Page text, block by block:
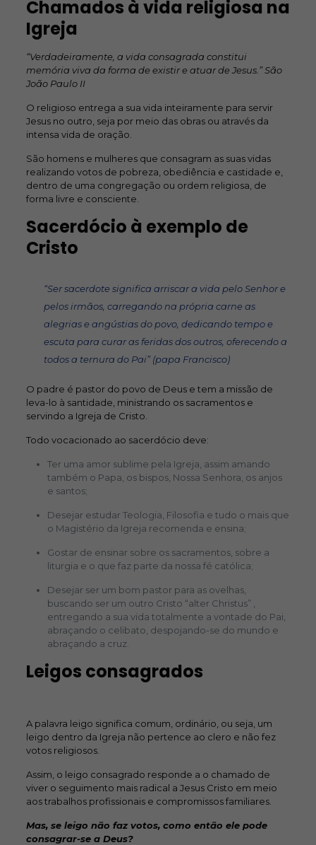
Chamados à vida religiosa na
Igreja
“Verdadeiramente, a vida consagrada constitui
memória viva da forma de existir e atuar de Jesus.” São
João Paulo II
O religioso entrega a sua vida inteiramente para servir
Jesus no outro, seja por meio das obras ou através da
intensa vida de oração.
São homens e mulheres que consagram as suas vidas
realizando votos de pobreza, obediência e castidade e,
dentro de uma congregação ou ordem religiosa, de
forma livre e consciente.
Sacerdócio à exemplo de
Cristo
“Ser sacerdote significa arriscar a vida pelo Senhor e
pelos irmãos, carregando na própria carne as
alegrias e angústias do povo, dedicando tempo e
escuta para curar as feridas dos outros, oferecendo a
todos a ternura do Pai” (papa Francisco)
O padre é pastor do povo de Deus e tem a missão de
leva-lo à santidade, ministrando os sacramentos e
servindo a Igreja de Cristo.
Todo vocacionado ao sacerdócio deve:
Ter uma amor sublime pela Igreja, assim amando
também o Papa, os bispos, Nossa Senhora, os anjos
e santos;
Desejar estudar Teologia, Filosofia e tudo o mais que
o Magistério da Igreja recomenda e ensina;
Gostar de ensinar sobre os sacramentos, sobre a
liturgia e o que faz parte da nossa fé católica;
Desejar ser um bom pastor para as ovelhas,
buscando ser um outro Cristo “alter Christus” ,
entregando a sua vida totalmente a vontade do Pai,
abraçando o celibato, despojando-se do mundo e
abraçando a cruz.
Leigos consagrados
A palavra leigo significa comum, ordinário, ou seja, um
leigo dentro da Igreja não pertence ao clero e não fez
votos religiosos.
Assim, o leigo consagrado responde a o chamado de
viver o seguimento mais radical a Jesus Cristo em meio
aos trabalhos profissionais e compromissos familiares.
Mas, se leigo não faz votos, como então ele pode
consagrar-se a Deus?